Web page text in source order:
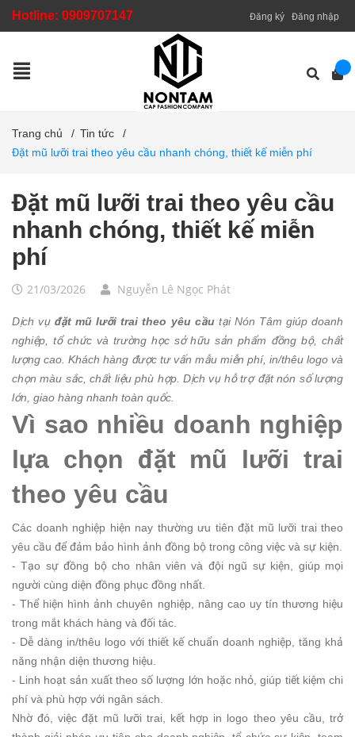
Hotline: 0909707147 Đăng ký Đăng nhập
Trang chủ / Tin tức
/
Đặt mũ lưỡi trai theo yêu cầu nhanh chóng, thiết kế miễn phí
Đặt mũ lưỡi trai theo yêu cầu
nhanh chóng, thiết kế miễn
phí
21/03/2026 Nguyễn Lê Ngọc Phát
Dịch vụ đặt mũ lưỡi trai theo yêu cầutại Nón Tâm giúp doanh
nghiệp, tổ chức và trường học sở hữu sản phẩm đồng bộ, chất
lượng cao. Khách hàng được tư vấn mẫu miễn phí, in/thêu logo và
chọn màu sắc, chất liệu phù hợp. Dịch vụ hỗ trợ đặt nón số lượng
lớn, giao hàng nhanh toàn quốc.
Vì sao nhiều doanh nghiệp
lựa chọn đặt mũ lưỡi trai
theo yêu cầu
Các doanh nghiệp hiện nay thường ưu tiên đặt mũ lưỡi trai theo
yêu cầu để đảm bảo hình ảnh đồng bộ trong công việc và sự kiện.
- Tạo sự đồng bộ cho nhân viên và đội ngũ sự kiện, giúp mọi
người cùng diện đồng phục đồng nhất.
- Thể hiện hình ảnh chuyên nghiệp, nâng cao uy tín thương hiệu
trong mắt khách hàng và đối tác.
- Dễ dàng in/thêu logo với thiết kế chuẩn doanh nghiệp, tăng khả
năng nhận diện thương hiệu.
- Linh hoạt sản xuất theo số lượng lớn hoặc nhỏ, giúp tiết kiệm chi
phí và phù hợp với ngân sách.
Nhờ đó, việc đặt mũ lưỡi trai, kết hợp in logo theo yêu cầu, trở